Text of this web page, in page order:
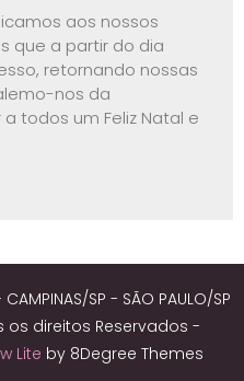
aos nossos
que a partir do dia
retornando nossas
nos da
todos um Feliz Natal e
CAMPINAS/SP - SÃO PAULO/SP
direitos Reservados -
Lite by 8Degree Themes